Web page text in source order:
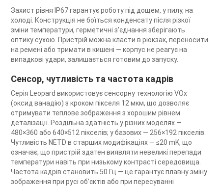
Захист рівня IP67 гарантує роботу під дощем, у пилу, на
холоді. Конструкція не боїться конденсату після різкої
зміни температури, герметичні з’єднання зберігають
оптику сухою. Пристрій можна класти в рюкзак, переносити
на ремені або тримати в кишені — корпус не реагує на
випадкові удари, залишається готовим до запуску.
Сенсор, чутливість та частота кадрів
Серія Leopard використовує сенсорну технологію VOx
(оксид ванадію) з кроком пікселя 12 мкм, що дозволяє
отримувати теплове зображення з хорошим рівнем
деталізації. Роздільна здатність у різних моделях —
480×360 або 640×512 пікселів; у базових — 256×192 пікселів.
Чутливість NETD в старших модифікаціях — ≤20 mK, що
означає, що пристрій здатен виявляти невеликі перепади
температури навіть при низькому контрасті середовища.
Частота кадрів становить 50 Гц — це гарантує плавну зміну
зображення при русі об’єктів або при пересуванні